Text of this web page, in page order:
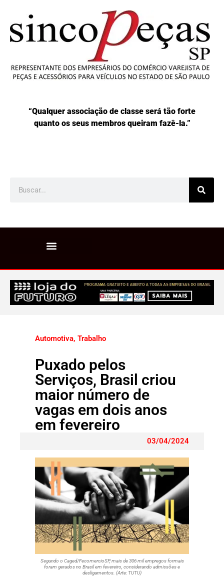
“Qualquer associação de classe será tão forte
quanto os seus membros queiram fazê-la.”
Automotiva, Trabalho
Puxado pelos
Serviços, Brasil criou
maior número de
vagas em dois anos
em fevereiro
03/04/2024
Segundo o Caged/FecomercioSP, mais de 306 mil empregos formais
foram gerados no Brasil em fevereiro, considerando admissões e
desligamentos. (Arte: TUTU)